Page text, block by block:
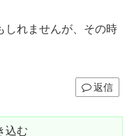
しれませんが、その時
返信
込む